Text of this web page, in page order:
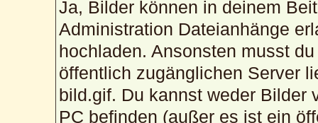
Ja, Bilder können in deinem
Administration Dateianhänge
hochladen. Ansonsten musst
öffentlich zugänglichen Server
bild.gif. Du kannst weder Bilder
PC befinden (außer es ist ein